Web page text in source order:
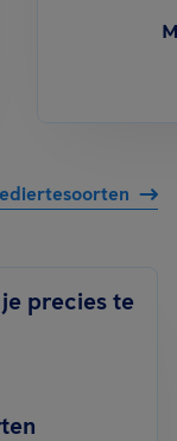
precies te